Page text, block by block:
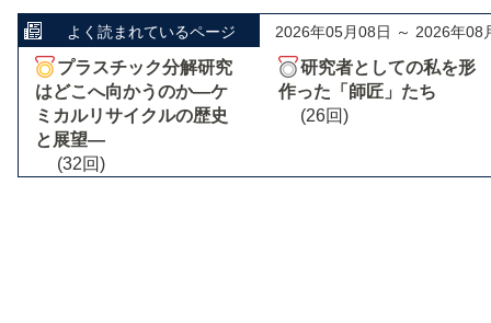
よく読まれているページ 2026年05月08日 ～ 2026年08
プラスチック分解研究
はどこへ向かうのか―ケ
ミカルリサイクルの歴史
と展望―
(32回)
研究者としての私を形
作った「師匠」たち
(26回)